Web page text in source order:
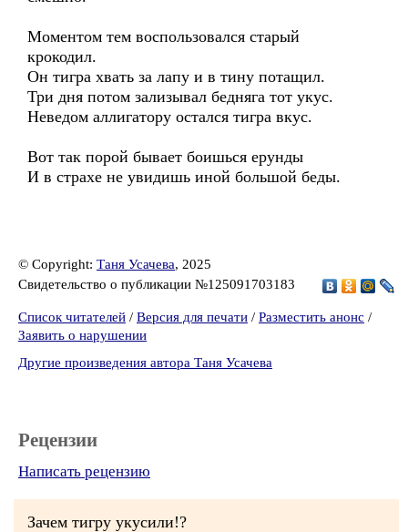
Моментом тем воспользовался старый
крокодил.
Он тигра хвать за лапу и в тину потащил.
Три дня потом зализывал бедняга тот укус.
Неведом аллигатору остался тигра вкус.
Вот так порой бывает боишься ерунды
И в страхе не увидишь иной большой беды.
© Copyright: Таня Усачева, 2025
Свидетельство о публикации №125091703183
Список читателей / Версия для печати / Разместить анонс /
Заявить о нарушении
Другие произведения автора Таня Усачева
Рецензии
Написать рецензию
Зачем тигру укусили!?